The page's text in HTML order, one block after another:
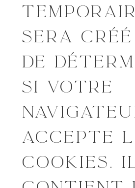
SERA
DE
SI VOTRE
ACCEPTE
COOKIES.